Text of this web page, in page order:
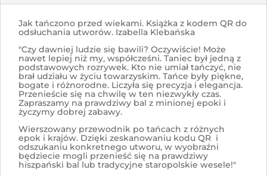
Jak tańczono przed wiekami. Książka z kodem QR do
odsłuchania utworów. Izabella Klebańska
"Czy dawniej ludzie się bawili? Oczywiście! Może
nawet lepiej niż my, współcześni. Taniec był jedną z
podstawowych rozrywek. Kto nie umiał tańczyć, nie
brał udziału w życiu towarzyskim. Tańce były piękne,
bogate i różnorodne. Liczyła się precyzja i elegancja.
Przenieście się na chwilę w ten niezwykły czas.
Zapraszamy na prawdziwy bal z minionej epoki i
życzymy dobrej zabawy.
Wierszowany przewodnik po tańcach z różnych
epok i krajów. Dzięki zeskanowaniu kodu QR i
odszukaniu konkretnego utworu, w wyobraźni
będziecie mogli przenieść się na prawdziwy
hiszpański bal lub tradycyjne staropolskie wesele!"